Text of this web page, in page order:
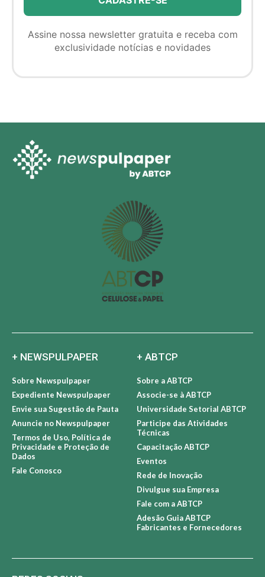
Assine nossa newsletter gratuita e receba com
exclusividade notícias e novidades
+ NEWSPULPAPER
Sobre Newspulpaper
Expediente Newspulpaper
Envie sua Sugestão de Pauta
Anuncie no Newspulpaper
Termos de Uso, Política de
Privacidade e Proteção de
Dados
Fale Conosco
+ ABTCP
Sobre a ABTCP
Associe-se à ABTCP
Universidade Setorial ABTCP
Participe das Atividades
Técnicas
Capacitação ABTCP
Eventos
Rede de Inovação
Divulgue sua Empresa
Fale com a ABTCP
Adesão Guia ABTCP
Fabricantes e Fornecedores